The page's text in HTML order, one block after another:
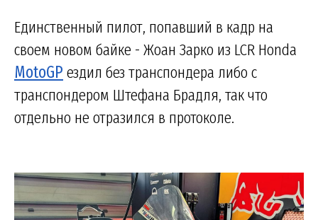
Единственный пилот, попавший в кадр на
своем новом байке - Жоан Зарко из LCR Honda
MotoGP ездил без транспондера либо с
транспондером Штефана Брадля, так что
отдельно не отразился в протоколе.